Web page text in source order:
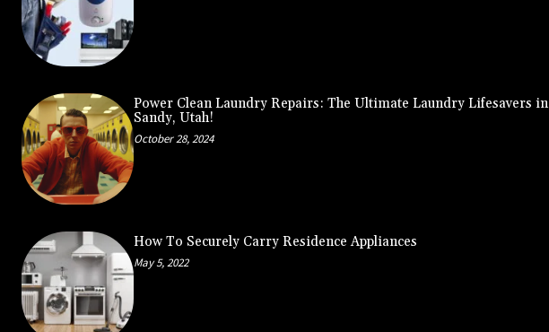
Power Clean Laundry Repairs: The Ultimate Laundry Lifesavers in
Sandy, Utah!
October 28, 2024
How To Securely Carry Residence Appliances
May 5, 2022